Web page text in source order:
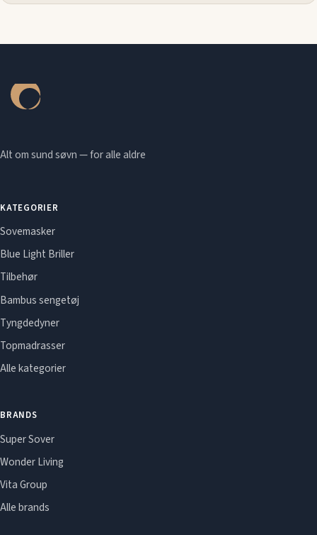
Alt om sund søvn — for alle aldre
KATEGORIER
Sovemasker
Blue Light Briller
Tilbehør
Bambus sengetøj
Tyngdedyner
Topmadrasser
Alle kategorier
BRANDS
Super Sover
Wonder Living
Vita Group
Alle brands